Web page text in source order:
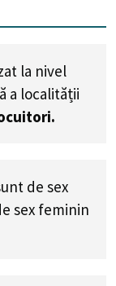
la nivel
a localității
de sex
sex feminin